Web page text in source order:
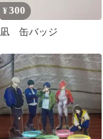
¥300
凪 缶バッジ